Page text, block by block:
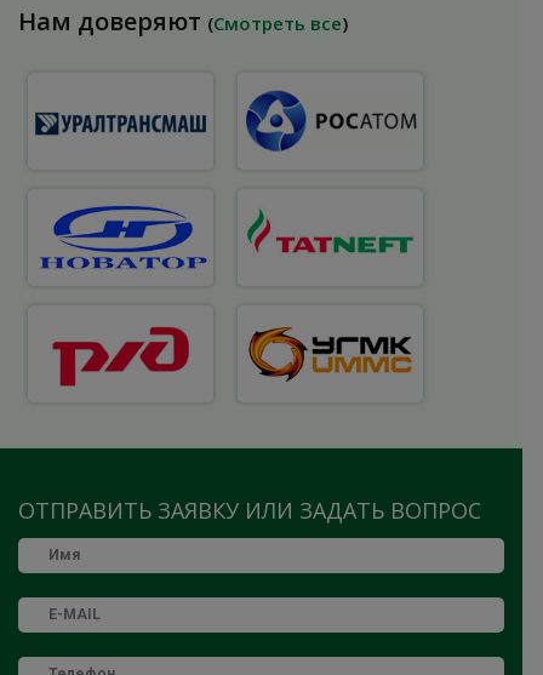
Нам доверяют (Смотреть все)
ОТПРАВИТЬ ЗАЯВКУ ИЛИ ЗАДАТЬ ВОПРОС